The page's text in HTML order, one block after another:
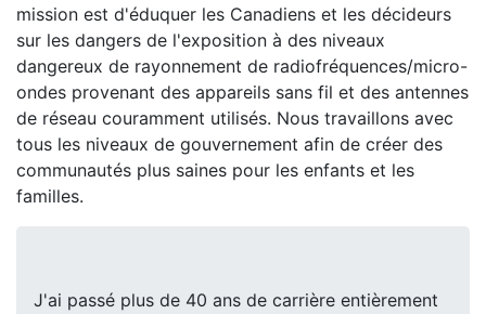
mission est d'éduquer les Canadiens et les décideurs
sur les dangers de l'exposition à des niveaux
dangereux de rayonnement de radiofréquences/micro-
ondes provenant des appareils sans fil et des antennes
de réseau couramment utilisés. Nous travaillons avec
tous les niveaux de gouvernement afin de créer des
communautés plus saines pour les enfants et les
familles.
J'ai passé plus de 40 ans de carrière entièrement